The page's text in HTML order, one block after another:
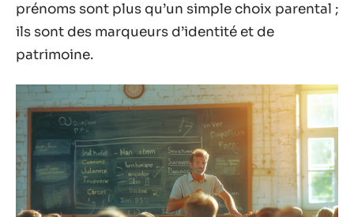
prénoms sont plus qu’un simple choix parental ;
ils sont des marqueurs d’identité et de
patrimoine.